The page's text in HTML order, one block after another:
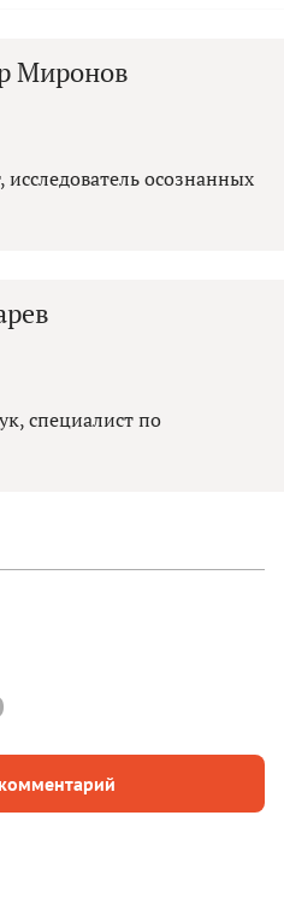
Миронов
осознанных
специалист по